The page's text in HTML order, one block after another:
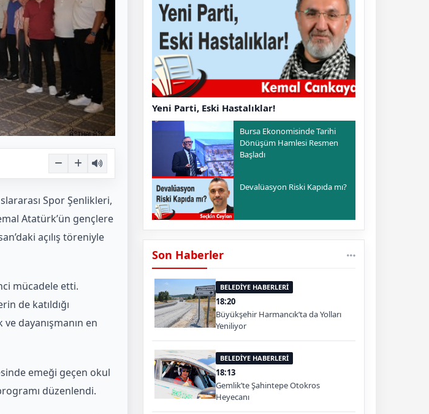
Spor Şenlikleri,
Atatürk’ün gençlere
açılış töreniyle
mücadele etti.
de katıldığı
dayanışmanın en
emeği geçen okul
düzenlendi.
Yeni Parti, Eski Hastalıklar!
Bursa Ekonomisinde Tarihi
Dönüşüm Hamlesi Resmen
Başladı
Devalüasyon Riski Kapıda mı?
Son Haberler
BELEDİYE HABERLERİ
18:20
Büyükşehir Harmancık’ta da Yolları
Yeniliyor
BELEDİYE HABERLERİ
18:13
Gemlik’te Şahintepe Otokros
Heyecanı